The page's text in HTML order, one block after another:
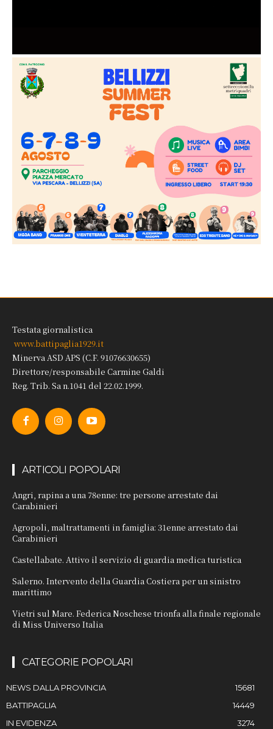
Testata giornalistica
www.battipaglia1929.it
Minerva ASD APS (C.F. 91076630655)
Direttore/responsabile Carmine Galdi
Reg. Trib. Sa n.1041 del 22.02.1999.
ARTICOLI POPOLARI
Angri, rapina a una 78enne: tre persone arrestate dai
Carabinieri
Agropoli, maltrattamenti in famiglia: 31enne arrestato dai
Carabinieri
Castellabate. Attivo il servizio di guardia medica turistica
Salerno. Intervento della Guardia Costiera per un sinistro
marittimo
Vietri sul Mare. Federica Noschese trionfa alla finale regionale
di Miss Universo Italia
CATEGORIE POPOLARI
NEWS DALLA PROVINCIA
15681
BATTIPAGLIA
14449
IN EVIDENZA
3274